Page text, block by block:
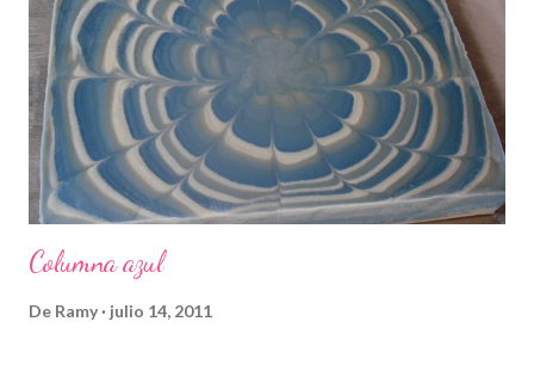
Columna azul
De Ramy julio 14, 2011